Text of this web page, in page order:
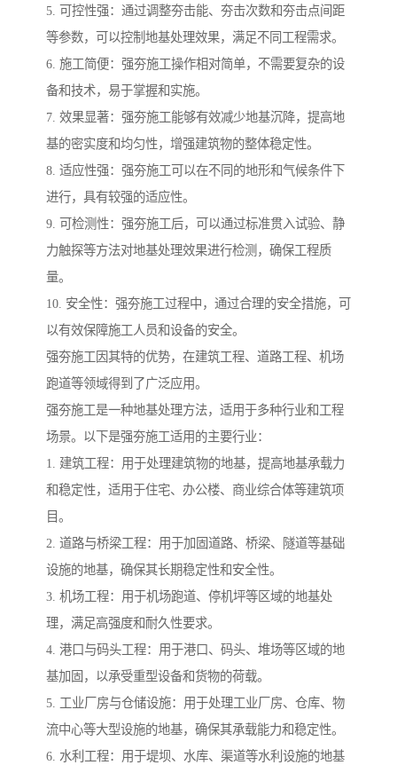
5. 可控性强：通过调整夯击能、夯击次数和夯击点间距
等参数，可以控制地基处理效果，满足不同工程需求。
6. 施工简便：强夯施工操作相对简单，不需要复杂的设
备和技术，易于掌握和实施。
7. 效果显著：强夯施工能够有效减少地基沉降，提高地
基的密实度和均匀性，增强建筑物的整体稳定性。
8. 适应性强：强夯施工可以在不同的地形和气候条件下
进行，具有较强的适应性。
9. 可检测性：强夯施工后，可以通过标准贯入试验、静
力触探等方法对地基处理效果进行检测，确保工程质
量。
10. 安全性：强夯施工过程中，通过合理的安全措施，可
以有效保障施工人员和设备的安全。
强夯施工因其特的优势，在建筑工程、道路工程、机场
跑道等领域得到了广泛应用。
强夯施工是一种地基处理方法，适用于多种行业和工程
场景。以下是强夯施工适用的主要行业：
1. 建筑工程：用于处理建筑物的地基，提高地基承载力
和稳定性，适用于住宅、办公楼、商业综合体等建筑项
目。
2. 道路与桥梁工程：用于加固道路、桥梁、隧道等基础
设施的地基，确保其长期稳定性和安全性。
3. 机场工程：用于机场跑道、停机坪等区域的地基处
理，满足高强度和耐久性要求。
4. 港口与码头工程：用于港口、码头、堆场等区域的地
基加固，以承受重型设备和货物的荷载。
5. 工业厂房与仓储设施：用于处理工业厂房、仓库、物
流中心等大型设施的地基，确保其承载能力和稳定性。
6. 水利工程：用于堤坝、水库、渠道等水利设施的地基